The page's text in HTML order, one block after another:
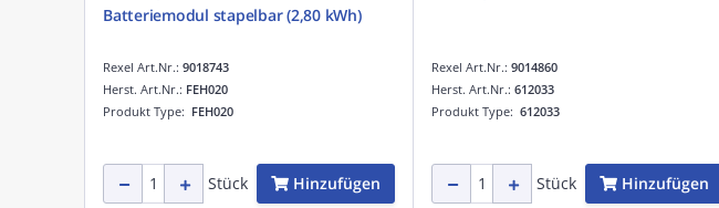
Batteriemodul stapelbar (2,80 kWh)
Rexel Art.Nr.: 9018743
Produkt Type: FEH020
Herst. Art.Nr.: FEH020
Stück Hinzufügen
Rexel Art.Nr.: 9014860
Produkt Type: 612033
Herst. Art.Nr.: 612033
Stück Hinzufügen